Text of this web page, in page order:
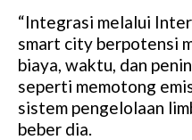
“Integrasi melalui
smart city berpotensi
biaya, waktu, dan
seperti memotong
sistem pengelolaan
beber dia.